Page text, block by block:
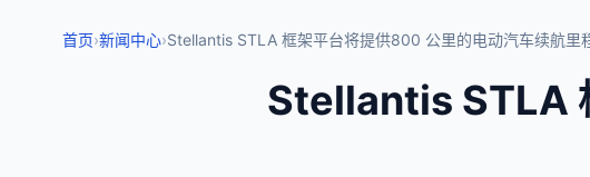
首页›新闻中心›Stellantis STLA 框架平台将提供800 公里的电动汽车续航里
Stellantis STLA